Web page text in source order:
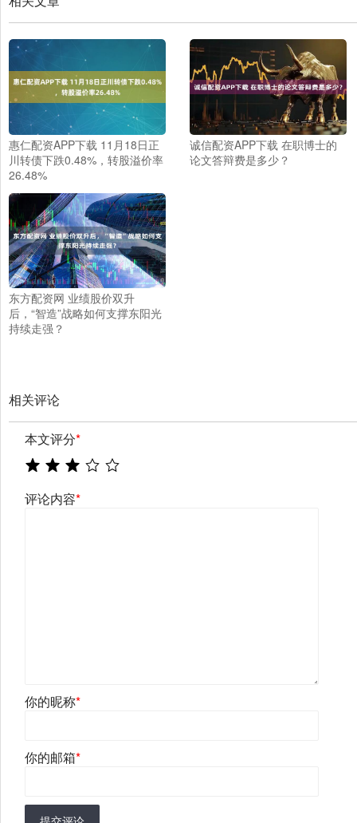
惠仁配资APP下载 11月18日正
川转债下跌0.48%，转股溢价率
26.48%
诚信配资APP下载 在职博士的
论文答辩费是多少？
东方配资网 业绩股价双升
后，“智造”战略如何支撑东阳光
持续走强？
相关评论
本文评分*
评论内容*
你的昵称*
你的邮箱*